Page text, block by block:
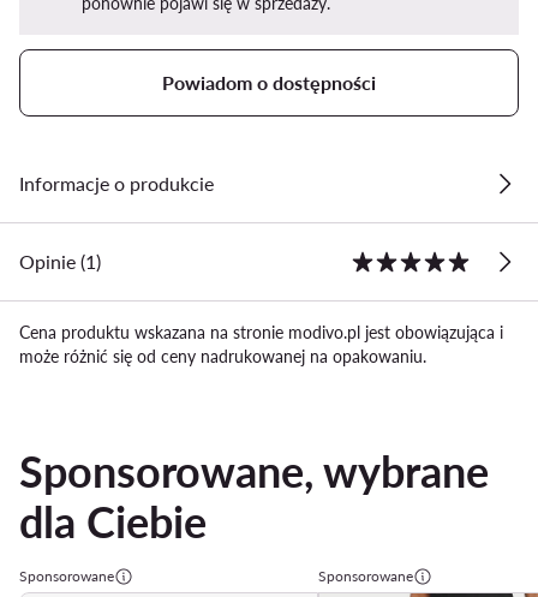
Powiadom o dostępności
Informacje o produkcie
Opinie (1)
Cena produktu wskazana na stronie modivo.pl jest obowiązująca i
może różnić się od ceny nadrukowanej na opakowaniu.
Sponsorowane, wybrane
dla Ciebie
Sponsorowane Sponsorowane